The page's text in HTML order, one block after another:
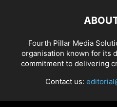
Fourth Pillar Media
organisation known for its
commitment to delivering
Contact us: